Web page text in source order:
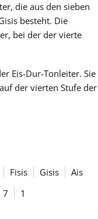
die aus den sieben
besteht. Die
bei der der vierte
Eis-Dur-Tonleiter. Sie
der vierten Stufe der
Fisis Gisis Ais
7 1